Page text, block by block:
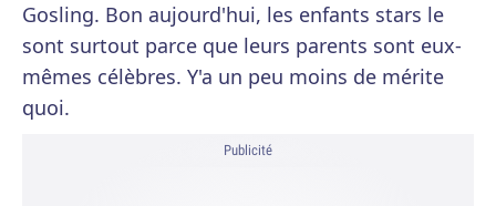
Gosling. Bon aujourd'hui, les enfants stars le
sont surtout parce que leurs parents sont eux-
mêmes célèbres. Y'a un peu moins de mérite
quoi.
Publicité